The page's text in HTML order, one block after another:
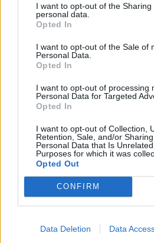
I want to opt-out of the Sharing
personal data.
Opted In
I want to opt-out of the Sale of
Personal Data.
Opted In
I want to opt-out of processing
Personal Data for Targeted
Opted In
I want to opt-out of Collection,
Retention, Sale, and/or
Personal Data that Is
Purposes for which it was
Opted Out
CONFIRM
Data Deletion Data